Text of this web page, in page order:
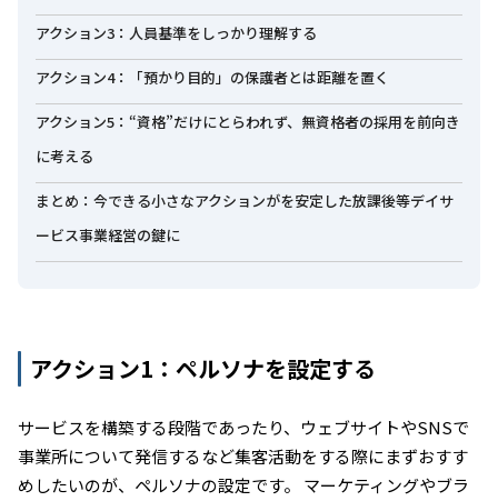
アクション3：人員基準をしっかり理解する
アクション4：「預かり目的」の保護者とは距離を置く
アクション5：“資格”だけにとらわれず、無資格者の採用を前向き
に考える
まとめ：今できる小さなアクションがを安定した放課後等デイサ
ービス事業経営の鍵に
アクション1：ペルソナを設定する
サービスを構築する段階であったり、ウェブサイトやSNSで
事業所について発信するなど集客活動をする際にまずおすす
めしたいのが、ペルソナの設定です。 マーケティングやブラ